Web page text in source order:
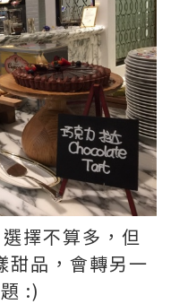
擇不算多，但
品，會轉另一
:)